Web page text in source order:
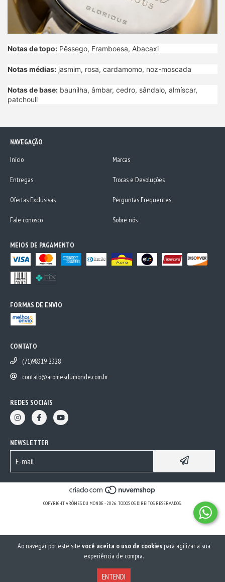
Ao navegar por este site você aceita o uso de cookiespara agilizar a sua
experiência de compra.
ENTENDI
Notas de topo: Pêssego, Framboesa, Abacaxi
Notas médias: jasmim, rosa, cardamomo, noz-moscada
Notas de base: baunilha, âmbar, cedro, sândalo, almíscar,
patchouli
NAVEGAÇÃO
Início
Marcas
Entregas Trocas e Devoluções
Ofertas Exclusivas Perguntas Frequentes
Fale conosco Sobre nós
MEIOS DE PAGAMENTO
FORMAS DE ENVIO
CONTATO
(71)98319-2328
contato@aromesdumonde.com.br
REDES SOCIAIS
NEWSLETTER
COPYRIGHT ARÔMES DU MONDE - 2026. TODOS OS DIREITOS RESERVADOS.